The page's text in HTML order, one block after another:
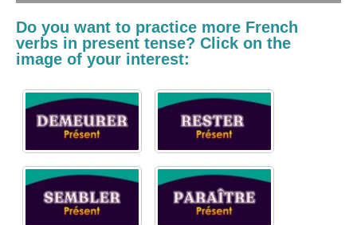
Do you want to practice more French
verbs in present tense? Click on the
image of your interest: